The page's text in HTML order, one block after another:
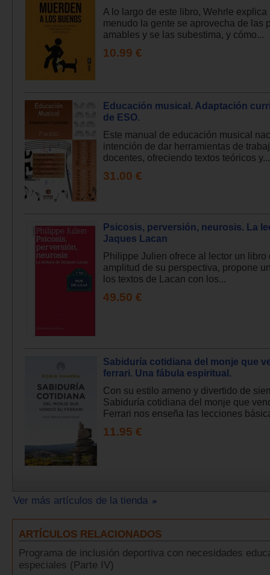
A lo largo de este libro, Wehrle explica
menudo la gente se aprovecha de las
amables y se las subestima, y cómo...
10.99 €
Educación musical. Adaptación
de ESO.
Este manual de educación musical
intención de dar herramientas de
docentes, ofreciendo textos teóricos y...
31.00 €
Psicosis, perversión, neurosis. La
Jaques Lacan
Philippe Julien ofrece al lector un libro
amplitud de su perspectiva, propone
los textos de Lacan con los...
49.50 €
Sabiduría cotidiana del monje que
ferrari. Una fábula espiritual.
Con su estilo ameno y divertido de
Sabiduría cotidiana del monje que
Ferrari nos enseña las lecciones
11.95 €
Ver más artículos de la tienda
ARTÍCULOS RELACIONADOS
Programa de inclusión deportiva con necesidades
especiales (Parte IV)